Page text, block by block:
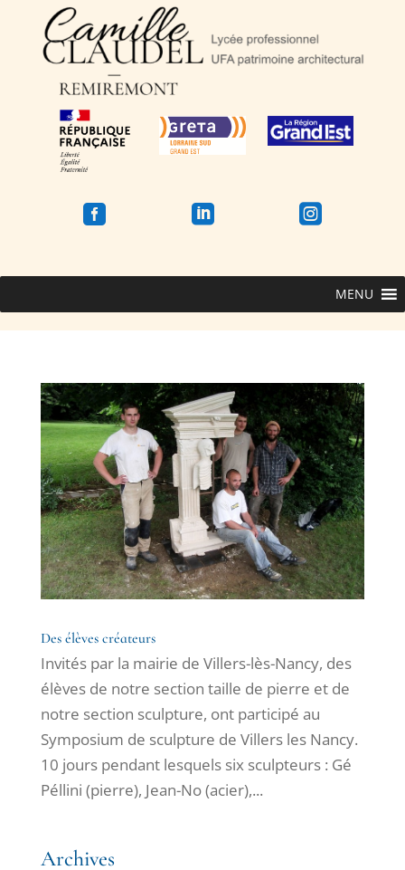
  
MENU
Des élèves créateurs
Invités par la mairie de Villers-lès-Nancy, des
élèves de notre section taille de pierre et de
notre section sculpture, ont participé au
Symposium de sculpture de Villers les Nancy.
10 jours pendant lesquels six sculpteurs : Gé
Péllini (pierre), Jean-No (acier),...
Archives